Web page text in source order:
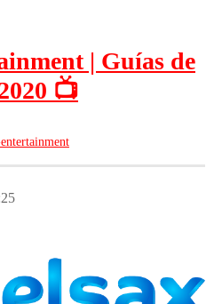
| Guías de
📺